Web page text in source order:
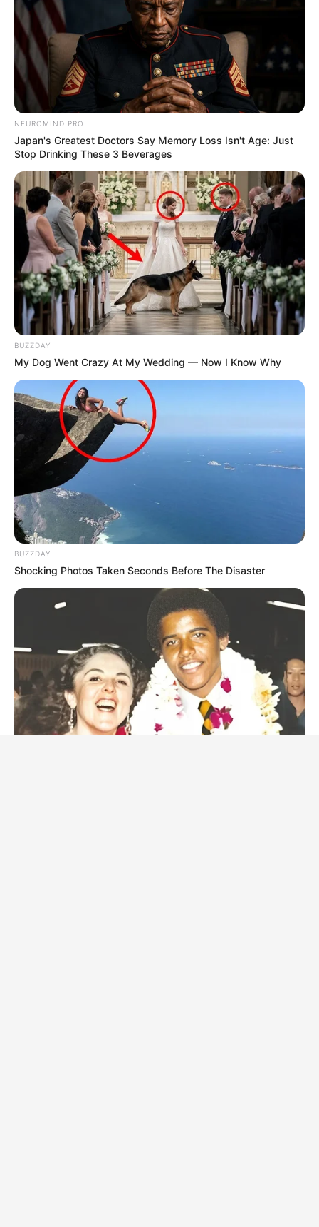
NEUROMIND PRO
Japan's Greatest Doctors Say Memory Loss Isn't Age: Just
Stop Drinking These 3 Beverages
BUZZDAY
My Dog Went Crazy At My Wedding — Now I Know Why
BUZZDAY
Shocking Photos Taken Seconds Before The Disaster